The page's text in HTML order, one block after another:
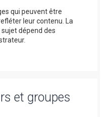
qui peuvent être
leur contenu. La
dépend des
et groupes